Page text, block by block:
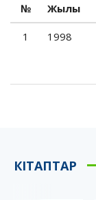
№ Жылы
1 1998
КІТАПТАР